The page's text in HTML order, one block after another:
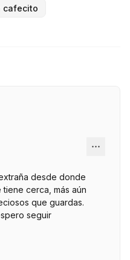
cafecito
desde donde
cerca, más aún
que guardas.
seguir